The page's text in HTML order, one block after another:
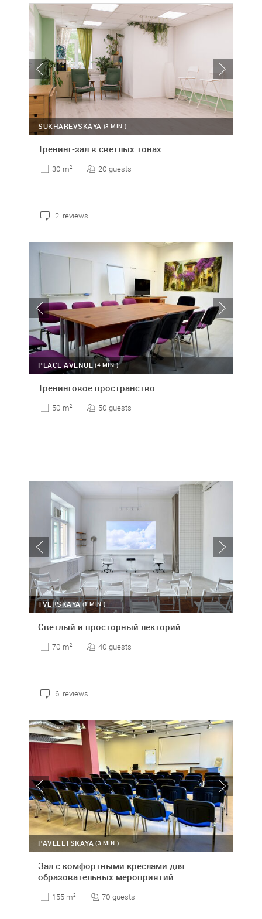
(3 MIN.)
SUKHAREVSKAYA
Тренинг-зал в светлых тонах
30 m2 20 guests
2 reviews
(4 MIN.)
PEACE AVENUE
Тренинговое пространство
50 m2 50 guests
(1 MIN.)
TVERSKAYA
Светлый и просторный лекторий
70 m2 40 guests
6 reviews
(3 MIN.)
PAVELETSKAYA
Зал с комфортными креслами для
образовательных мероприятий
155 m2 70 guests